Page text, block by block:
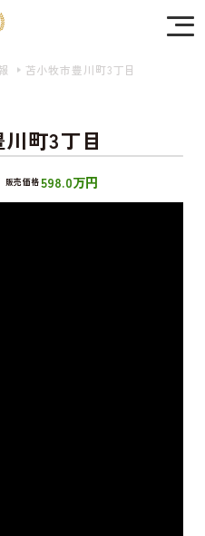
苫小牧市豊川町3丁目
町3丁目
販売価格598.0万円
てもよろしいですか? 当社ではお客様の
細について、およびご質問がある場合
シーをご覧ください。